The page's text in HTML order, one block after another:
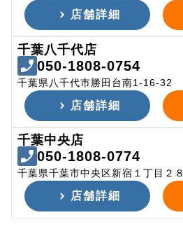
店舗詳細
千葉八千代店
050-1808-0754
千葉県八千代市勝田台南1-16-32
店舗詳細
千葉中央店
050-1808-0774
千葉県千葉市中央区新宿１丁目２
店舗詳細